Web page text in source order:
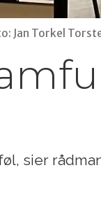
Jan Torkel
sier